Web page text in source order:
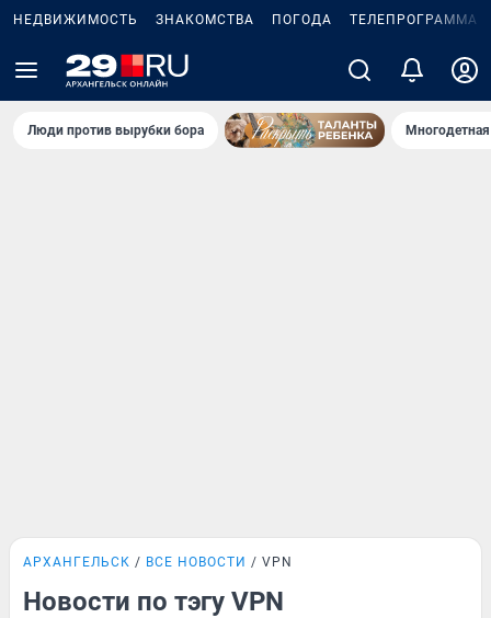
НЕДВИЖИМОСТЬ ЗНАКОМСТВА ПОГОДА ТЕЛЕПРОГРАММА
Люди против вырубки бора
АРХАНГЕЛЬСК ВСЕ НОВОСТИ VPN
Новости по тэгу VPN